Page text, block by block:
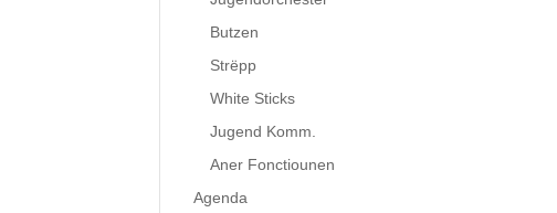
Butzen
Strëpp
White Sticks
Jugend Komm.
Aner Fonctiounen
Agenda